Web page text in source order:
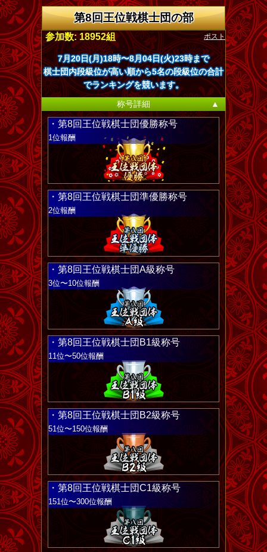
第8回王位戦棋士団の部
ポスト
参加数: 18952組
7月20日(月)18時〜8月04日(火)23時まで
棋士団内段級位が高い順から5名の段級位の合計
でランキングを競います。
称号詳細
▲
・第8回王位戦棋士団優勝称号
1位報酬
・第8回王位戦棋士団準優勝称号
2位報酬
・第8回王位戦棋士団A級称号
3位〜10位報酬
・第8回王位戦棋士団B1級称号
11位〜50位報酬
・第8回王位戦棋士団B2級称号
51位〜150位報酬
・第8回王位戦棋士団C1級称号
151位〜300位報酬